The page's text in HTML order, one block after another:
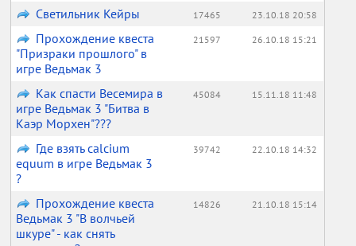
Светильник Кейры 17465 23.10.18 20:58
Прохождение квеста
"Призраки прошлого" в
игре Ведьмак 3
21597 26.10.18 15:21
Как спасти Весемира в
игре Ведьмак 3 "Битва в
Каэр Морхен"???
45084 15.11.18 11:48
Где взять calcium
equum в игре Ведьмак 3
?
39742 22.10.18 14:32
Прохождение квеста
Ведьмак 3 "В волчьей
шкуре" - как снять
14826 21.10.18 15:14